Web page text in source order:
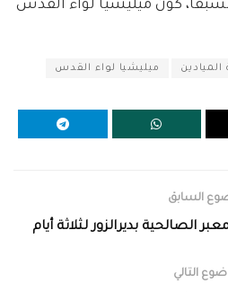
كون ميليشيا لواء القدس
الميادين ميليشيا لواء القدس
السابق
الصالحية بديرالزور لثلاثة أيام
التالي